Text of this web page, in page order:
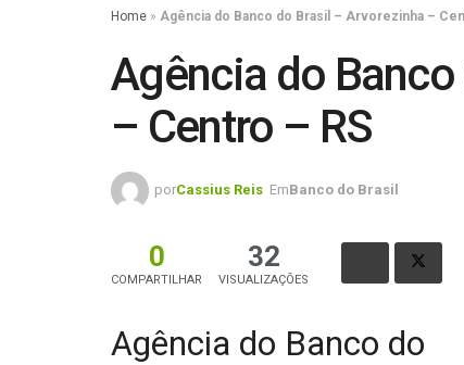
Home » Agência do Banco do Brasil – Arvorezinha –
Agência do
– Centro – RS
porCassius Reis EmBanco do Brasil
0
COMPARTILHAR
32
VISUALIZAÇÕES
Agência do Banco do